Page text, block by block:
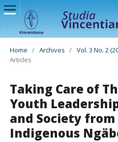
Home / Archives / Vol. 3 No. 2
Articles
Taking Care of
Youth
and Society
Indigenous